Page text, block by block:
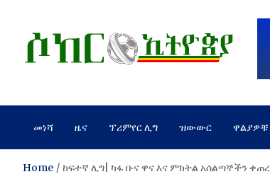
ሶከር ኢትዮጵያ
መነሻ ዜና ፕሪምየር ሊግ ዝውውር ዋልያዎቹ
Home ከፍተኛ ሊግ| ካፋ ቡና ዋና እና ምክትል አሰልጣኞችን ቀጠረ